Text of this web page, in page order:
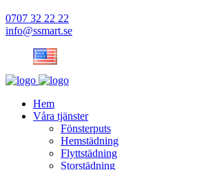
0707 32 22 22
info@ssmart.se
Hem
Våra tjänster
Fönsterputs
Hemstädning
Flyttstädning
Storstädning